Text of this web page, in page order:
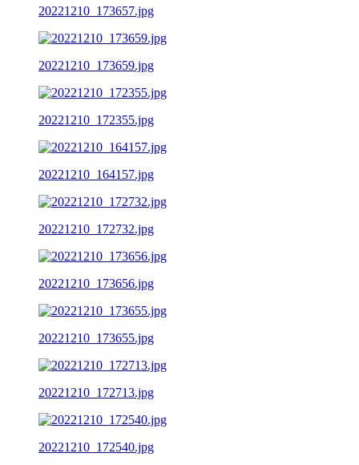
20221210_173657.jpg
20221210_173659.jpg
20221210_172355.jpg
20221210_164157.jpg
20221210_172732.jpg
20221210_173656.jpg
20221210_173655.jpg
20221210_172713.jpg
20221210_172540.jpg